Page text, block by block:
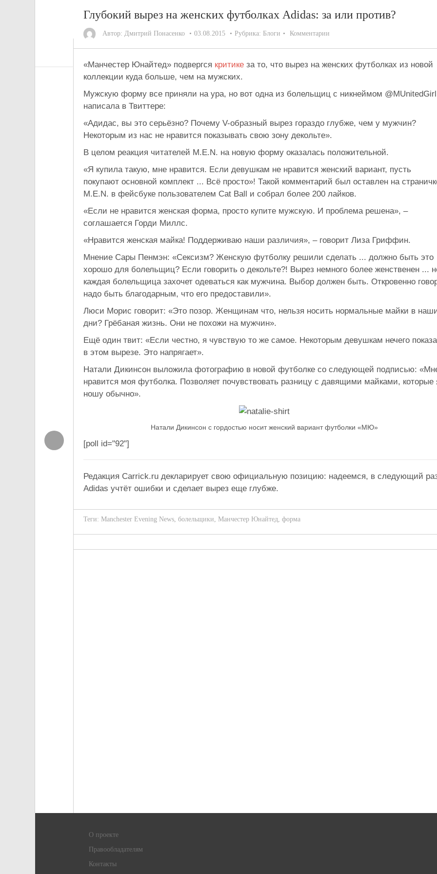
Глубокий вырез на женских футболках Adidas: за или против?
Автор: Дмитрий Понасенко 03.08.2015 Рубрика: Блоги Комментарии
«Манчестер Юнайтед» подвергся критике за то, что вырез на женских футболках из новой
коллекции куда больше, чем на мужских.
Мужскую форму все приняли на ура, но вот одна из болельщиц с никнеймом @MUnitedGirl
написала в Твиттере:
«Адидас, вы это серьёзно? Почему V-образный вырез гораздо глубже, чем у мужчин?
Некоторым из нас не нравится показывать свою зону декольте».
В целом реакция читателей M.E.N. на новую форму оказалась положительной.
«Я купила такую, мне нравится. Если девушкам не нравится женский вариант, пусть
покупают основной комплект ... Всё просто»! Такой комментарий был оставлен на
M.E.N. в фейсбуке пользователем Cat Ball и собрал более 200 лайков.
«Если не нравится женская форма, просто купите мужскую. И проблема решена», –
соглашается Горди Миллс.
«Нравится женская майка! Поддерживаю наши различия», – говорит Лиза Гриффин.
Мнение Сары Пенмэн: «Сексизм? Женскую футболку решили сделать ... должно быть это
хорошо для болельщиц? Если говорить о декольте?! Вырез немного более женственен ...
каждая болельщица захочет одеваться как мужчина. Выбор должен быть. Откровенно
надо быть благодарным, что его предоставили».
Люси Морис говорит: «Это позор. Женщинам что, нельзя носить нормальные майки в
дни? Грёбаная жизнь. Они не похожи на мужчин».
Ещё один твит: «Если честно, я чувствую то же самое. Некоторым девушкам нечего
в этом вырезе. Это напрягает».
Натали Дикинсон выложила фотографию в новой футболке со следующей подписью:
нравится моя футболка. Позволяет почувствовать разницу с давящими майками, которые
ношу обычно».
Натали Дикинсон с гордостью носит женский вариант футболки «МЮ»
[poll id="92"]
Редакция Carrick.ru декларирует свою официальную позицию: надеемся, в следующий
Adidas учтёт ошибки и сделает вырез еще глубже.
Теги: Manchester Evening News, болельщики, Манчестер Юнайтед, форма
О проекте
Правообладателям
Контакты